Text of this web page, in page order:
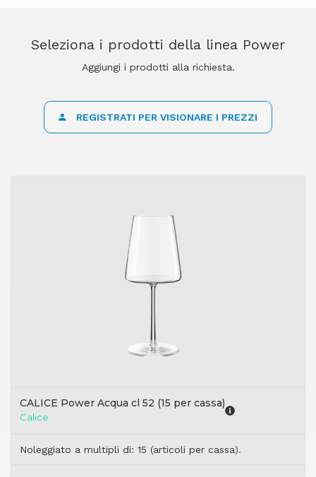
Seleziona i prodotti della linea Power
Aggiungi i prodotti alla richiesta.
REGISTRATI PER VISIONARE I PREZZI
CALICE Power Acqua cl 52 (15 per cassa)
Calice
Noleggiato a multipli di: 15 (articoli per cassa).